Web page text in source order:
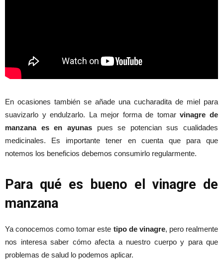
En ocasiones también se añade una cucharadita de miel para
suavizarlo y endulzarlo. La mejor forma de tomarvinagre de
manzana es en ayunaspues se potencian sus cualidades
medicinales. Es importante tener en cuenta que para que
notemos los beneficios debemos consumirlo regularmente.
Para qué es bueno el vinagre de
manzana
Ya conocemos como tomar este tipo de vinagre, pero realmente
nos interesa saber cómo afecta a nuestro cuerpo y para que
problemas de salud lo podemos aplicar.